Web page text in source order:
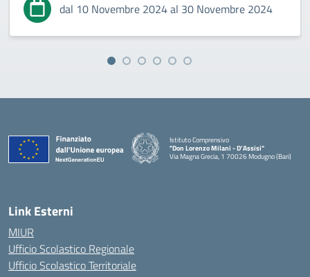
dal 10 Novembre 2024 al 30 Novembre 2024
Istituto Comprensivo
"Don Lorenzo Milani - D’Assisi"
Via Magna Grecia, 1 70026 Modugno (Bari)
— Visita la pagina iniziale della scuola
Link Esterni
MIUR
Ufficio Scolastico Regionale
Ufficio Scolastico Territoriale